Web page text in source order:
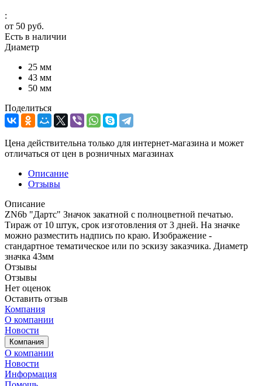
:
от 50 руб.
Есть в наличии
Диаметр
25 мм
43 мм
50 мм
Поделиться
Цена действительна только для интернет-магазина и может
отличаться от цен в розничных магазинах
Описание
Отзывы
Описание
ZN6b "Дартс" Значок закатной с полноцветной печатью.
Тираж от 10 штук, срок изготовления от 3 дней. На значке
можно разместить надпись по краю. Изображение -
стандартное тематическое или по эскизу заказчика. Диаметр
значка 43мм
Отзывы
Отзывы
Нет оценок
Оставить отзыв
Компания
О компании
Новости
Компания
О компании
Новости
Информация